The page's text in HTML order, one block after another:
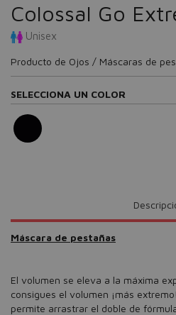
Colossal Go
Unisex
Producto de Ojos / Máscaras de
SELECCIONA UN COLOR
Máscara de pestañas
El volumen se eleva a la máxima
consigues el volumen ¡más
permite arrastrar el doble de